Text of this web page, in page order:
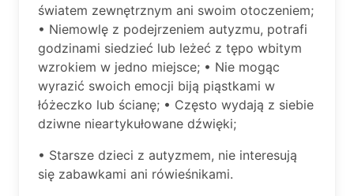
światem zewnętrznym ani swoim otoczeniem;
• Niemowlę z podejrzeniem autyzmu, potrafi
godzinami siedzieć lub leżeć z tępo wbitym
wzrokiem w jedno miejsce; • Nie mogąc
wyrazić swoich emocji biją piąstkami w
łóżeczko lub ścianę; • Często wydają z siebie
dziwne nieartykułowane dźwięki;
• Starsze dzieci z autyzmem, nie interesują
się zabawkami ani rówieśnikami.